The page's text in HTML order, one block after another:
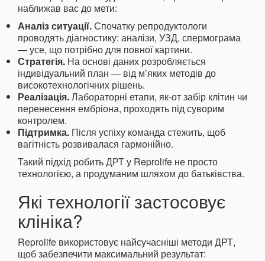
наближав вас до мети:
Аналіз ситуації.Спочатку репродуктологи
проводять діагностику: аналізи, УЗД, спермограма
— усе, що потрібно для повної картини.
Стратегія. На основі даних розробляється
індивідуальний план — від м’яких методів до
високотехнологічних рішень.
Реалізація.Лабораторні етапи, як-от забір клітин чи
перенесення ембріона, проходять під суворим
контролем.
Підтримка. Після успіху команда стежить, щоб
вагітність розвивалася гармонійно.
Такий підхід робить ДРТ у Reprolife не просто
технологією, а продуманим шляхом до батьківства.
Які технології застосовує
клініка?
Reprolife використовує найсучасніші методи ДРТ,
щоб забезпечити максимальний результат: